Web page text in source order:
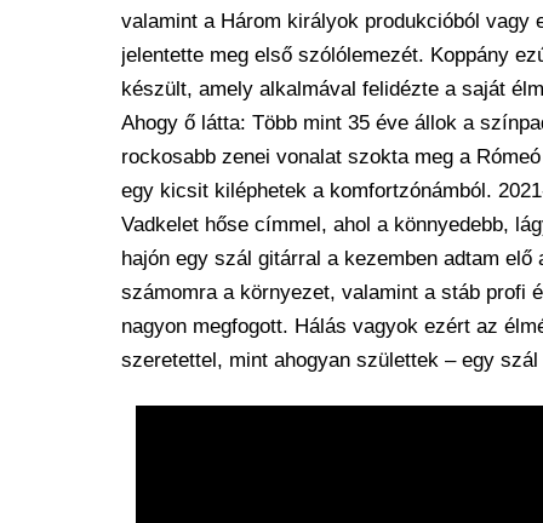
valamint a Három királyok produkcióból vagy
jelentette meg első szólólemezét. Koppány
készült, amely alkalmával felidézte a saját
Ahogy ő látta: Több mint 35 éve állok a
rockosabb zenei vonalat szokta meg a
egy kicsit kiléphetek a komfortzónámból.
Vadkelet hőse címmel, ahol a könnyedebb,
hajón egy szál gitárral a kezemben adtam
számomra a környezet, valamint a stáb profi
nagyon megfogott. Hálás vagyok ezért az
szeretettel, mint ahogyan születtek – egy szál